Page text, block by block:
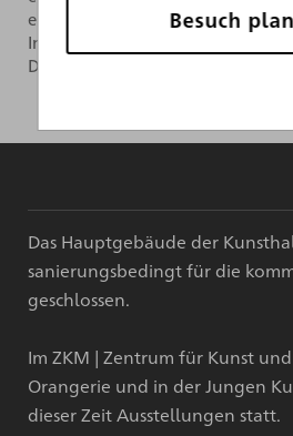
einen Link im Newsletter
Informationen finden Sie in unserer
Datenschutzerklärung.
Das Hauptgebäude der
sanierungsbedingt für die
geschlossen.
Im ZKM | Zentrum für Kunst
Orangerie und in der Jungen
dieser Zeit Ausstellungen statt.
Besuch